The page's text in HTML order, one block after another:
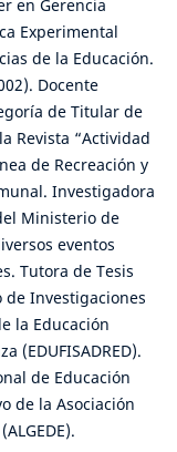
en Gerencia
Experimental
de la Educación.
Docente
de Titular de
Revista “Actividad
de Recreación y
Investigadora
Ministerio de
eventos
Tutora de Tesis
de Investigaciones
la Educación
(EDUFISADRED).
de Educación
de la Asociación